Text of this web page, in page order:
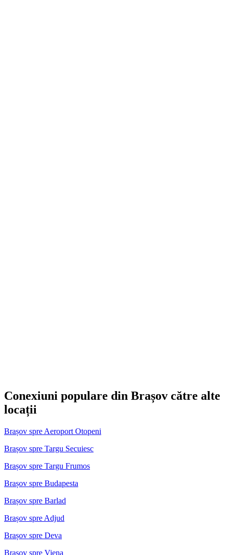
Conexiuni populare din Brașov către alte
locații
Brașov spre Aeroport Otopeni
Brașov spre Targu Secuiesc
Brașov spre Targu Frumos
Brașov spre Budapesta
Brașov spre Barlad
Brașov spre Adjud
Brașov spre Deva
Brașov spre Viena